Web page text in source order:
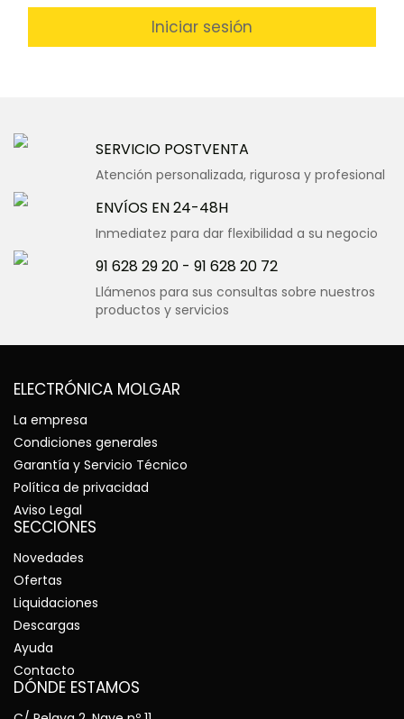
Iniciar sesión
SERVICIO POSTVENTA
Atención personalizada, rigurosa y profesional
ENVÍOS EN 24-48H
Inmediatez para dar flexibilidad a su negocio
91 628 29 20- 91 628 20 72
Llámenos para sus consultas sobre nuestros
productos y servicios
ELECTRÓNICA MOLGAR
La empresa
Condiciones generales
Garantía y Servicio Técnico
Política de privacidad
Aviso Legal
SECCIONES
Novedades
Ofertas
Liquidaciones
Descargas
Ayuda
Contacto
DÓNDE ESTAMOS